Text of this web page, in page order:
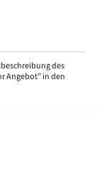
des
Angebot” in den